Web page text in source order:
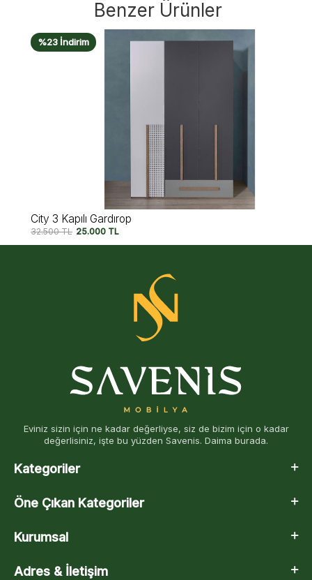
Benzer Ürünler
%23 İndirim
City 3 Kapılı Gardırop
32.500TL 25.000TL
Eviniz sizin için ne kadar değerliyse, siz de bizim için o kadar
değerlisiniz, işte bu yüzden Savenis. Daima burada.
Kategoriler
Öne Çıkan Kategoriler
Kurumsal
Adres & İletişim